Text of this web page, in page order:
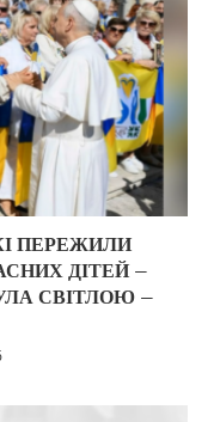
ПЕРЕЖИЛИ
ДІТЕЙ –
СВІТЛОЮ –